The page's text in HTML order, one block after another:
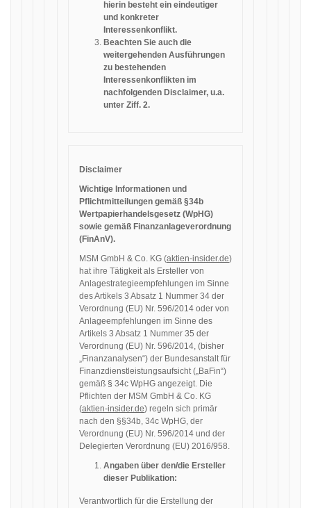
hierin besteht ein eindeutiger
und konkreter
Interessenkonflikt.
Beachten Sie auch die
weitergehenden Ausführungen
zu bestehenden
Interessenkonflikten im
nachfolgenden Disclaimer, u.a.
unter Ziff. 2.
Disclaimer
Wichtige Informationen und
Pflichtmitteilungen gemäß §34b
Wertpapierhandelsgesetz (WpHG)
sowie gemäß Finanzanlageverordnung
(FinAnV).
MSM GmbH & Co. KG (aktien-insider.de)
hat ihre Tätigkeit als Ersteller von
Anlagestrategieempfehlungen im Sinne
des Artikels 3 Absatz 1 Nummer 34 der
Verordnung (EU) Nr. 596/2014 oder von
Anlageempfehlungen im Sinne des
Artikels 3 Absatz 1 Nummer 35 der
Verordnung (EU) Nr. 596/2014, (bisher
„Finanzanalysen“) der Bundesanstalt für
Finanzdienstleistungsaufsicht („BaFin“)
gemäß § 34c WpHG angezeigt. Die
Pflichten der MSM GmbH & Co. KG
(aktien-insider.de) regeln sich primär
nach den §§34b, 34c WpHG, der
Verordnung (EU) Nr. 596/2014 und der
Delegierten Verordnung (EU) 2016/958.
Angaben über den/die Ersteller
dieser Publikation:
Verantwortlich für die Erstellung der